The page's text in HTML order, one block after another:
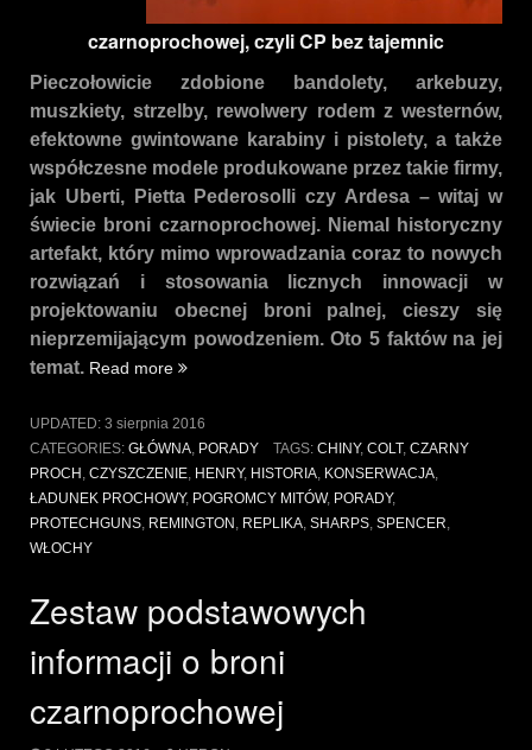
czarnoprochowej, czyli CP bez tajemnic
Pieczołowicie zdobione bandolety, arkebuzy,
muszkiety, strzelby, rewolwery rodem z westernów,
efektowne gwintowane karabiny i pistolety, a także
współczesne modele produkowane przez takie firmy,
jak Uberti, Pietta Pederosolli czy Ardesa – witaj w
świecie broni czarnoprochowej. Niemal historyczny
artefakt, który mimo wprowadzania coraz to nowych
rozwiązań i stosowania licznych innowacji w
projektowaniu obecnej broni palnej, cieszy się
nieprzemijającym powodzeniem. Oto 5 faktów na jej
temat. Read more „5
na
temat
broni
czarnoprochowej,
czyli
UPDATED: 3 sierpnia 2016
CATEGORIES: GŁÓWNA, PORADY TAGS: CHINY, COLT, CZARNY
PROCH , CZYSZCZENIE, HENRY, HISTORIA, KONSERWACJA,
ŁADUNEK PROCHOWY, POGROMCY MITÓW, PORADY,
PROTECHGUNS, REMINGTON , REPLIKA, SHARPS, SPENCER,
WŁOCHY
Zestaw podstawowych
informacji o broni
czarnoprochowej